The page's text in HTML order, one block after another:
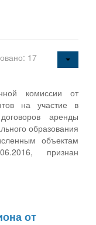
17
комиссии от
на участие в
аренды
образования
объектам
признан
от